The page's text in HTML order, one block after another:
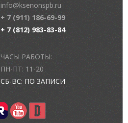
info@ksenonspb.ru
+ 7 (911) 186-69-99
+ 7 (812) 983-83-84
ЧАСЫ РАБОТЫ:
ПН-ПТ: 11-20
СБ-ВС: ПО ЗАПИСИ